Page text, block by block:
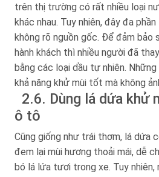
trên thị trường có rất nhiều loại
khác nhau. Tuy nhiên, đây đa
không rõ nguồn gốc. Để đảm bảo
hành khách thì nhiều người đã
bằng các loại dầu tự nhiên.
khả năng khử mùi tốt mà không
2.6. Dùng lá dứa khử
ô tô
Cũng giống như trái thơm, lá dứa
đem lại mùi hương thoải mái, dễ
bó lá lứa tươi trong xe. Tuy